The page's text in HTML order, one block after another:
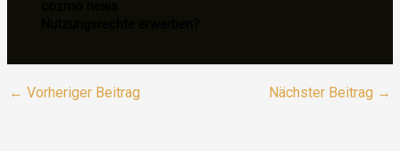
← Vorheriger Beitrag Nächster Beitrag →